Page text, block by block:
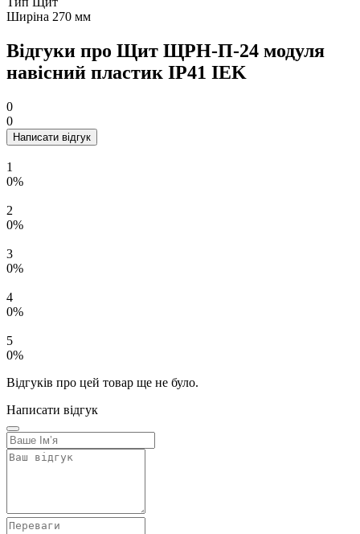
Ширіна 270 мм
Відгуки про Щит ЩРН-П-24 модуля
навісний пластик IP41 IEK
0
0
Написати відгук
1
0%
2
0%
3
0%
4
0%
5
0%
Відгуків про цей товар ще не було.
Написати відгук